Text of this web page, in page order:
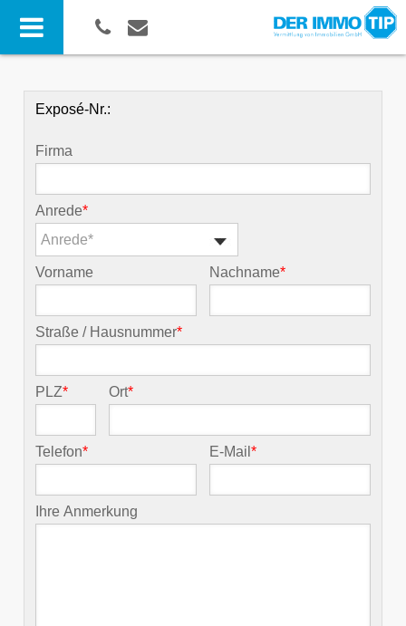
Exposé-Nr.:
Firma
Anrede*
Anrede*
Vorname Nachname*
Straße / Hausnummer*
PLZ* Ort*
Telefon* E-Mail*
Ihre Anmerkung